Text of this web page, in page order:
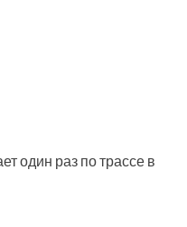
один раз по трассе в